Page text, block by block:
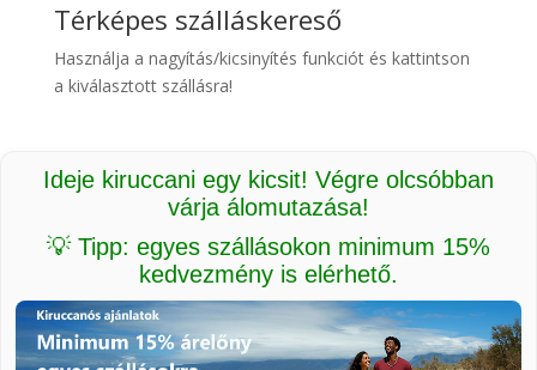
Térképes szálláskereső
Használja a nagyítás/kicsinyítés funkciót és kattintson
a kiválasztott szállásra!
Ideje kiruccani egy kicsit! Végre olcsóbban
várja álomutazása!
💡 Tipp: egyes szállásokon minimum 15%
kedvezmény is elérhető.